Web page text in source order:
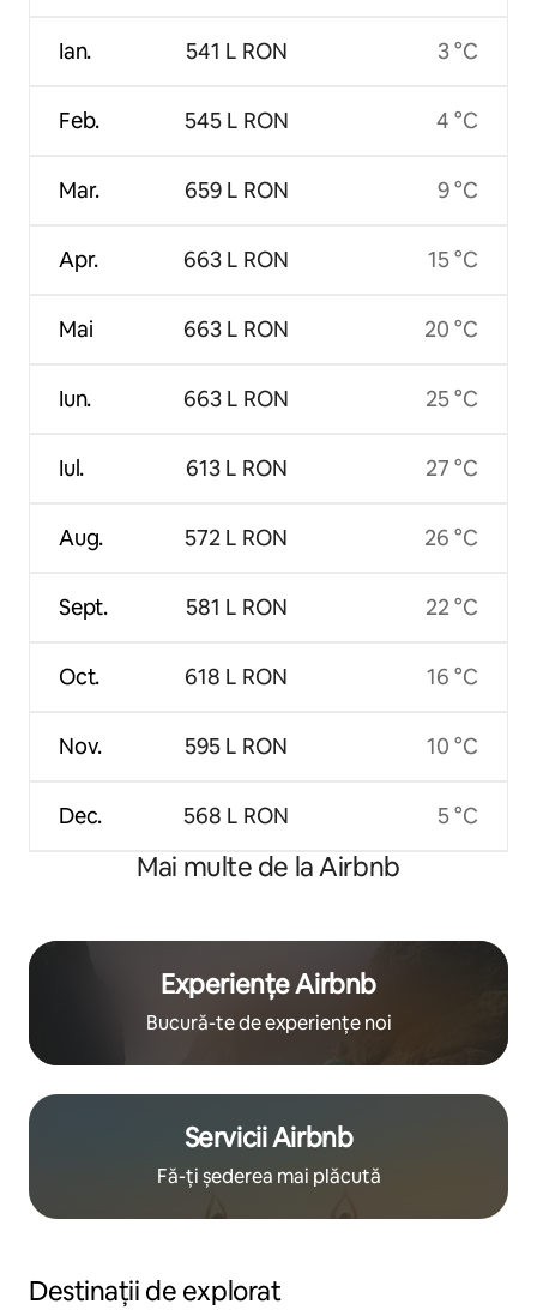
Ian.
Feb.
Mar.
Apr.
Mai
Iun.
Iul.
Aug.
Sept.
Oct.
Nov.
Dec.
541 L RON
545 L RON
659 L RON
663 L RON
663 L RON
663 L RON
613 L RON
572 L RON
581 L RON
618 L RON
595 L RON
568 L RON
3 °C
4 °C
9 °C
15 °C
20 °C
25 °C
27 °C
26 °C
22 °C
16 °C
10 °C
5 °C
Mai multe de la Airbnb
Experiențe Airbnb
Bucură-te de experiențe noi
Servicii Airbnb
Fă-ți șederea mai plăcută
Destinații de explorat